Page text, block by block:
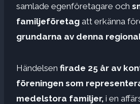
samlade egenföretagare och
familjeföretag att erkänna
grundarna av denna
Händelsen firade 25 år av
föreningen som
medelstora familjer, i en